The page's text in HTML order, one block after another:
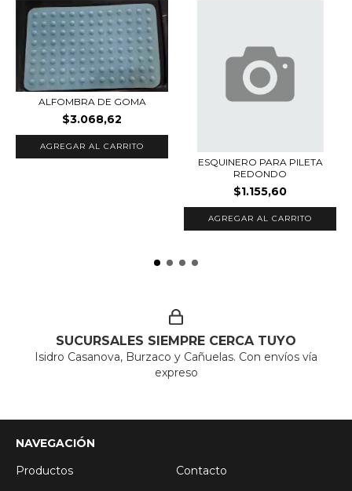
ALFOMBRA DE GOMA
$3.068,62
ESQUINERO PARA PILETA
REDONDO
$1.155,60
SUCURSALES SIEMPRE CERCA TUYO
Isidro Casanova, Burzaco y Cañuelas. Con envíos vía
expreso
NAVEGACIÓN
Productos
Contacto